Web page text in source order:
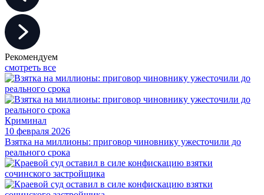
Рекомендуем
смотреть все
Криминал
10 февраля 2026
Взятка на миллионы: приговор чиновнику ужесточили до
реального срока